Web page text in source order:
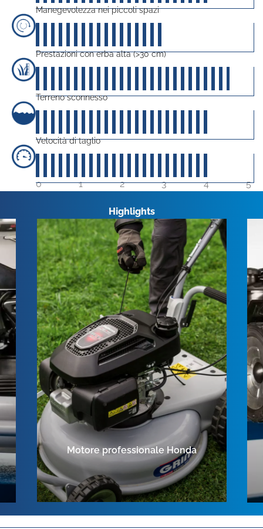
Manegevolezza nei piccoli spazi
Prestazioni con erba alta (>30 cm)
Terreno sconnesso
Velocità di taglio
0 1 2 3 4 5
Highlights
Motore professionale Honda